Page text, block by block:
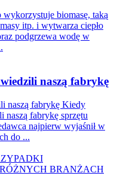
biomasę, taką
itp. i wytwarza ciepło
podgrzewa wodę w
naszą fabrykę
naszą fabrykę Kiedy
fabrykę sprzętu
najpierw wyjaśnił w
do ...